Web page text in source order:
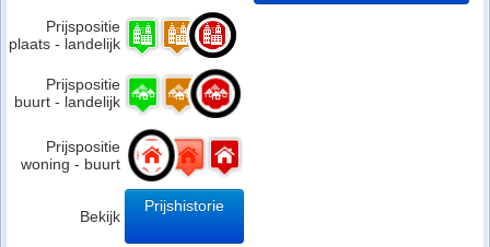
Prijspositie
plaats - landelijk
Prijspositie
buurt - landelijk
Prijspositie
woning - buurt
Bekijk
Prijshistorie